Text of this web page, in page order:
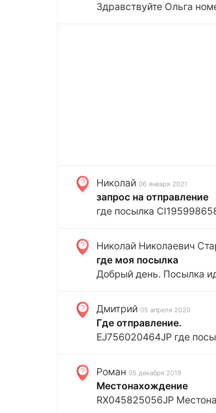
Здравствуйте Ольга
Николай 06 января 2021
запрос на отправление
где посылка
Николай Николаевич
где моя посылка
Добрый день. Посылка
Дмитрий 05 апреля 2020
Где отправление.
EJ756020464JP где
Роман 05 декабря 2019
Местонахождение
RX045825056JP